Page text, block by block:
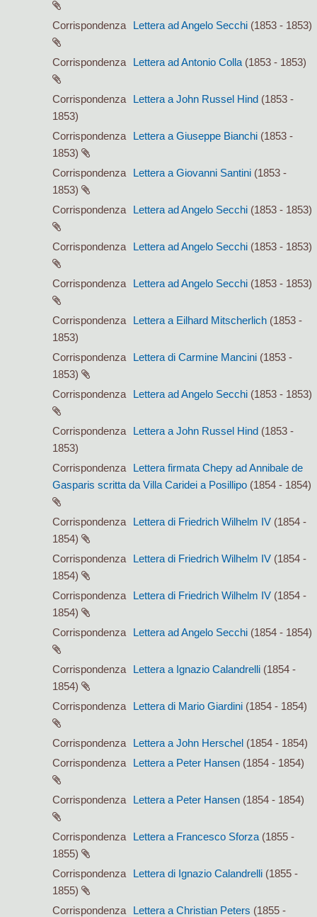
Corrispondenza Lettera ad Angelo Secchi (1853 - 1853)
Corrispondenza Lettera ad Antonio Colla (1853 - 1853)
Corrispondenza Lettera a John Russel Hind (1853 -
1853)
Corrispondenza
Lettera a Giuseppe Bianchi (1853 -
1853)
Corrispondenza
Lettera a Giovanni Santini (1853 -
1853)
Corrispondenza
Lettera ad Angelo Secchi (1853 - 1853)
Corrispondenza Lettera ad Angelo Secchi (1853 - 1853)
Corrispondenza Lettera ad Angelo Secchi (1853 - 1853)
Corrispondenza Lettera a Eilhard Mitscherlich (1853 -
1853)
Corrispondenza
Lettera di Carmine Mancini (1853 -
1853)
Corrispondenza
Lettera ad Angelo Secchi (1853 - 1853)
Corrispondenza Lettera a John Russel Hind (1853 -
1853)
Corrispondenza
Lettera firmata Chepy ad Annibale de
Gasparis scritta da Villa Caridei a Posillipo (1854 - 1854)
Corrispondenza Lettera di Friedrich Wilhelm IV (1854 -
1854)
Corrispondenza
Lettera di Friedrich Wilhelm IV (1854 -
1854)
Corrispondenza
Lettera di Friedrich Wilhelm IV (1854 -
1854)
Corrispondenza
Lettera ad Angelo Secchi (1854 - 1854)
Corrispondenza Lettera a Ignazio Calandrelli (1854 -
1854)
Corrispondenza
Lettera di Mario Giardini (1854 - 1854)
Corrispondenza Lettera a John Herschel (1854 - 1854)
Corrispondenza
Lettera a Peter Hansen (1854 - 1854)
Corrispondenza Lettera a Peter Hansen (1854 - 1854)
Corrispondenza Lettera a Francesco Sforza (1855 -
1855)
Corrispondenza
Lettera di Ignazio Calandrelli (1855 -
1855)
Corrispondenza
Lettera a Christian Peters (1855 -